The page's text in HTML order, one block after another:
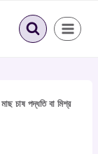
চাষ পদ্ধতি বা মিশ্র